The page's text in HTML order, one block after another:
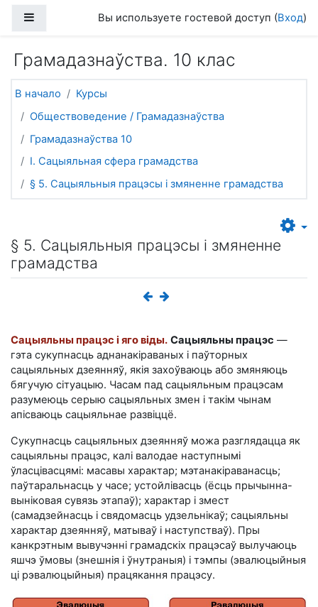
Боковая панельВы используете гостевой доступ (Вход)
Грамадазнаўства. 10 клас
В начало
Курсы
Обществоведение / Грамадазнаўства
Грамадазнаўства 10
I. Сацыяльная сфера грамадства
§ 5. Сацыяльныя працэсы і змяненне грамадства
§ 5. Сацыяльныя працэсы і змяненне
грамадства
Сацыяльны працэс і яго віды. Сацыяльны працэс —
гэта сукупнасць аднанакіраваных і паўторных
сацыяльных дзеянняў, якія захоўваюць або змяняюць
бягучую сітуацыю. Часам пад сацыяльным працэсам
разумеюць серыю сацыяльных змен і такім чынам
апісваюць сацыяльнае развіццё.
Сукупнасць сацыяльных дзеянняў можа разглядацца як
сацыяльны працэс, калі валодае наступнымі
ўласцівасцямі: масавы характар; мэтанакіраванасць;
паўтаральнасць у часе; устойлівасць (ёсць прычынна-
выніковая сувязь этапаў); характар і змест
(самадзейнасць і свядомасць удзельнікаў; сацыяльны
характар дзеянняў, матываў і наступстваў). Пры
канкрэтным вывучэнні грамадскіх працэсаў вылучаюць
яшчэ ўмовы (знешнія і ўнутраныя) і тэмпы (эвалюцыйныя
ці рэвалюцыйныя) працякання працэсу.